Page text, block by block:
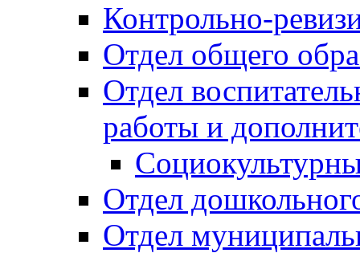
Контрольно-
Отдел общего
Отдел
работы и
Отдел
Отдел